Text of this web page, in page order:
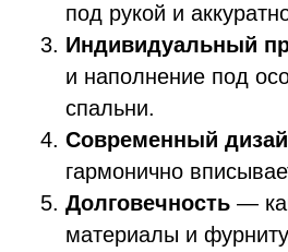
под рукой и
Индивидуальный
и наполнение под
спальни.
Современный
гармонично
Долговечность —
материалы и